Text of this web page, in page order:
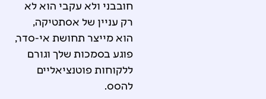
חובבני ולא עקבי הוא לא
רק עניין של אסתטיקה,
הוא מייצר תחושת אי-סדר,
פוגע בסמכות שלך וגורם
ללקוחות פוטנציאליים
להסס.